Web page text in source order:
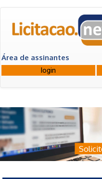
Área de assinantes